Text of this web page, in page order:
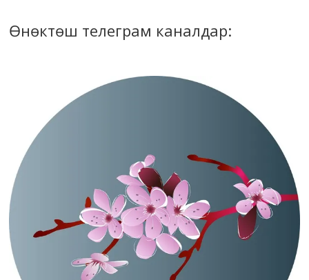
Өнөктөш телеграм каналдар: